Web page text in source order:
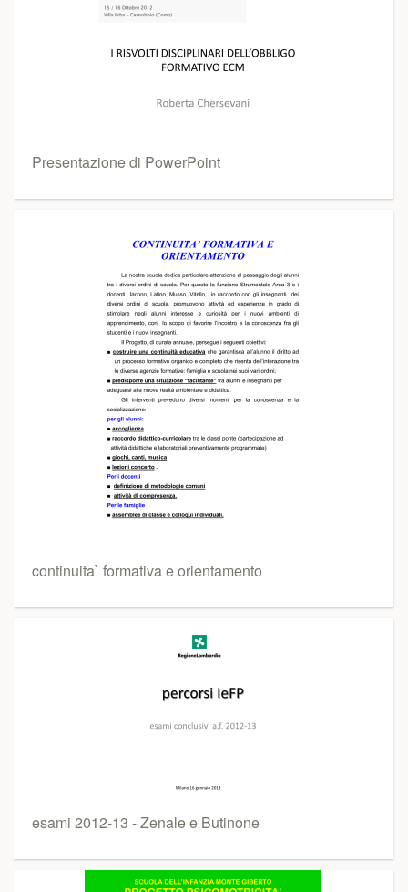
Presentazione di PowerPoint
continuita` formativa e orientamento
esami 2012-13 - Zenale e Butinone